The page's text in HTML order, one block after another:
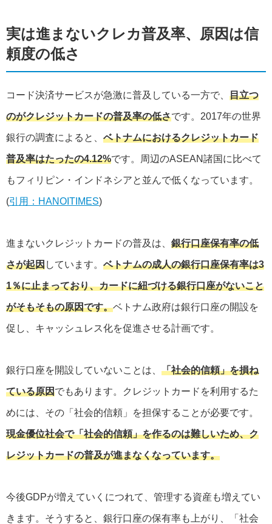
実は進まないクレカ普及率、原因は信
頼度の低さ
コード決済サービスが急激に普及している一方で、 目立つ
のがクレジットカードの普及率の低さです。2017年の世界
銀行の調査によると、 ベトナムにおけるクレジットカード
普及率はたったの4.12%です。周辺のASEAN諸国に比べて
もフィリピン・インドネシアと並んで低くなっています。
(引用：HANOITIMES)
進まないクレジットカードの普及は、 銀行口座保有率の低
さが起因しています。 ベトナムの成人の銀行口座保有率は3
1％に止まっており、カードに紐づける銀行口座がないこと
がそもそもの原因です。ベトナム政府は銀行口座の開設を
促し、キャッシュレス化を促進させる計画です。
銀行口座を開設していないことは、 「社会的信頼」を損ね
ている原因でもあります。クレジットカードを利用するた
めには、その「社会的信頼」を担保することが必要です。
現金優位社会で「社会的信頼」を作るのは難しいため、ク
レジットカードの普及が進まなくなっています。
今後GDPが増えていくにつれて、管理する資産も増えてい
きます。そうすると、銀行口座の保有率も上がり、「社会